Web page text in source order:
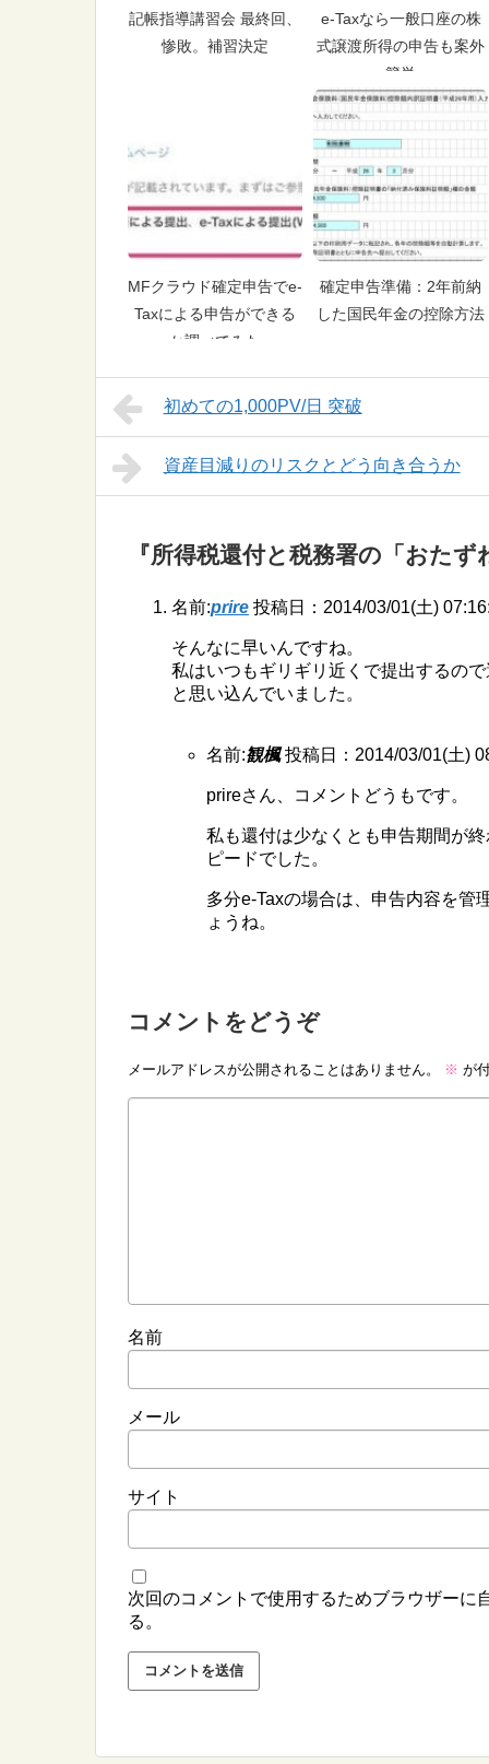
記帳指導講習会 最終回、
惨敗。補習決定
e-Taxなら一般口座の株
式譲渡所得の申告も案外
簡単
MFクラウド確定申告でe-
Taxによる申告ができる
か調べてみた
確定申告準備：2年前納
した国民年金の控除方法
初めての1,000PV/日 突破
資産目減りのリスクとどう向き合うか
『所得税還付と税務署の「おた
名前:prire 投稿日：2014/03/01(土)
そんなに早いんですね。
私はいつもギリギリ近くで提出するの
と思い込んでいました。
名前:観楓 投稿日：2014/03/01(土)
prireさん、コメントどうもです。
私も還付は少なくとも申告期間が
ピードでした。
多分e-Taxの場合は、申告内容を管
ょうね。
コメントをどうぞ
メールアドレスが公開されることはありません。 ※ が
名前
メール
サイト
次回のコメントで使用するためブラウザーに
る。